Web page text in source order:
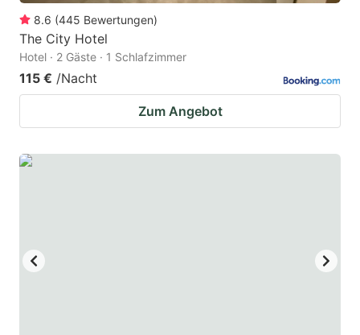
changing
dates.
8.6 (445 Bewertungen)
The City Hotel
Hotel · 2 Gäste · 1 Schlafzimmer
115 € /Nacht
Zum Angebot